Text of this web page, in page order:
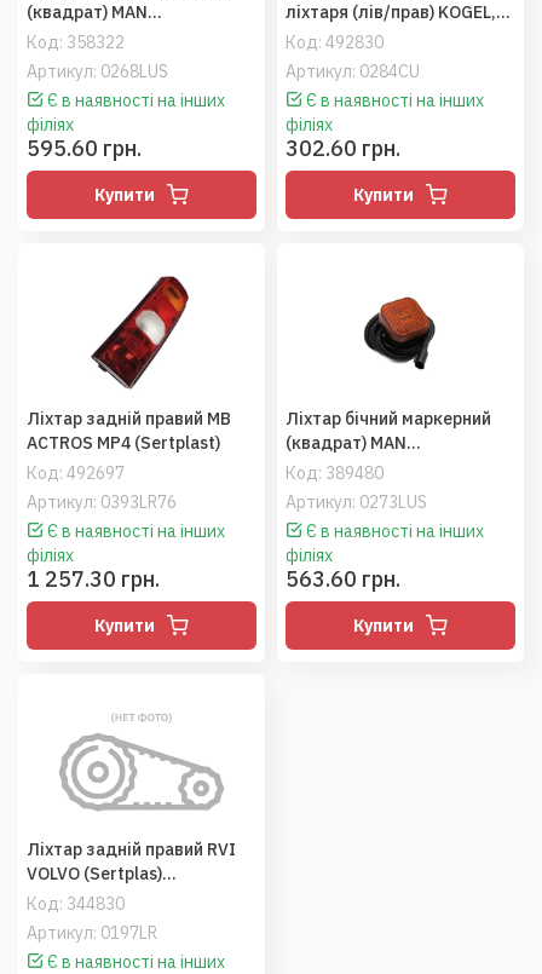
Код: 358322
Артикул: 0268LUS
(квадрат) MAN
(81252606101) (Sertplas)
Є в наявності на інших
філіях
595.60 грн.
Купити
Код: 492830
Артикул: 0284CU
ліхтаря (лів/прав) KOGEL,
SCHMITZ (Sertplas)
Є в наявності на інших
філіях
302.60 грн.
Купити
Код: 492697
Артикул: 0393LR76
Ліхтар задній правий MB
ACTROS MP4 (Sertplast)
Є в наявності на інших
філіях
1 257.30 грн.
Купити
Код: 389480
Артикул: 0273LUS
Ліхтар бічний маркерний
(квадрат) MAN
(81252606088) (Sertplas)
Є в наявності на інших
філіях
563.60 грн.
Купити
Код: 344830
Артикул: 0197LR
Ліхтар задній правий RVI
VOLVO (Sertplas)
420802350, 20802350
Є в наявності на інших